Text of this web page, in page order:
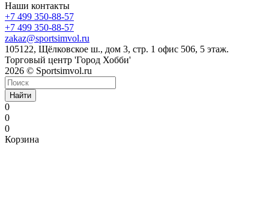
Наши контакты
+7 499 350-88-57
+7 499 350-88-57
zakaz@sportsimvol.ru
105122, Щёлковское ш., дом 3, стр. 1 офис 506, 5 этаж.
Торговый центр 'Город Хобби'
2026 © Sportsimvol.ru
Найти
0
0
0
Корзина